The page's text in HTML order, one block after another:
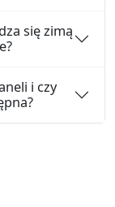
się zimą
i czy